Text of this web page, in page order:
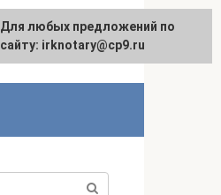
Для любых предложений по
сайту: irknotary@cp9.ru